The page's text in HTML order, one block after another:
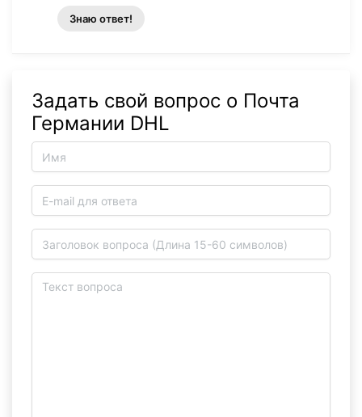
Знаю ответ!
Задать свой вопрос о Почта
Германии DHL